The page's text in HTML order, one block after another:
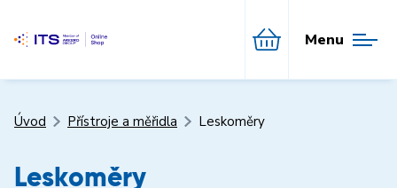
Menu
Úvod Přístroje a měřidla Leskoměry
Leskoměry